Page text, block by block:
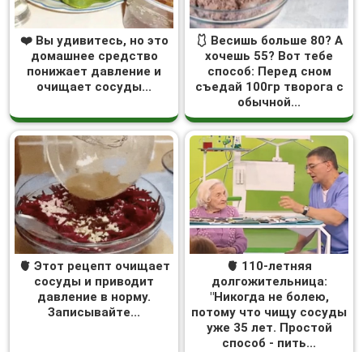
❤️ Вы удивитесь, но это
домашнее средство
понижает давление и
очищает сосуды...
🩱 Весишь больше 80? А
хочешь 55? Вот тебе
способ: Перед сном
съедай 100гр творога с
обычной...
🫀 Этот рецепт очищает
сосуды и приводит
давление в норму.
Записывайте...
🫀 110-летняя
долгожительница:
"Никогда не болею,
потому что чищу сосуды
уже 35 лет. Простой
способ - пить...